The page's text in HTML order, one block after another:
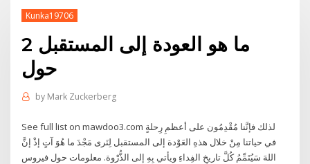
Kunka19706
ما هو العودة إلى المستقبل 2
حول
by Mark Zuckerberg
See full list on mawdoo3.com لذلك فإنَّنا مُقْدِمُون على أعظمِ رِحلةٍ
في حياتنا مِنْ خلال هذهِ العَوْدة إلى المستقبل لِنَرى مَجْدَ ما هُوَ آتٍ إذْ إنَّ
اللهَ سَيُتَمِّمُ كُلَّ تاريخِ الفِداءِ ويأتي بِهِ إلى الذُّرْوة. معلومات حول فيروس